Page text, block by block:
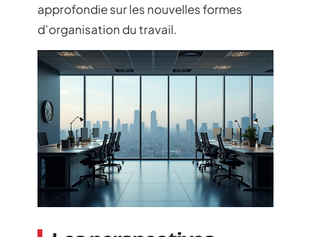
approfondie sur les nouvelles formes
d’organisation du travail.